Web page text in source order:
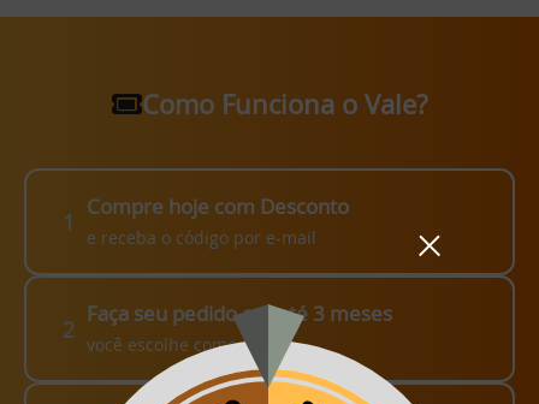
Como Funciona o Vale?
1
Compre hoje com Desconto
e receba o código por e-mail
2
Faça seu pedido em até 3 meses
você escolhe como fazer!